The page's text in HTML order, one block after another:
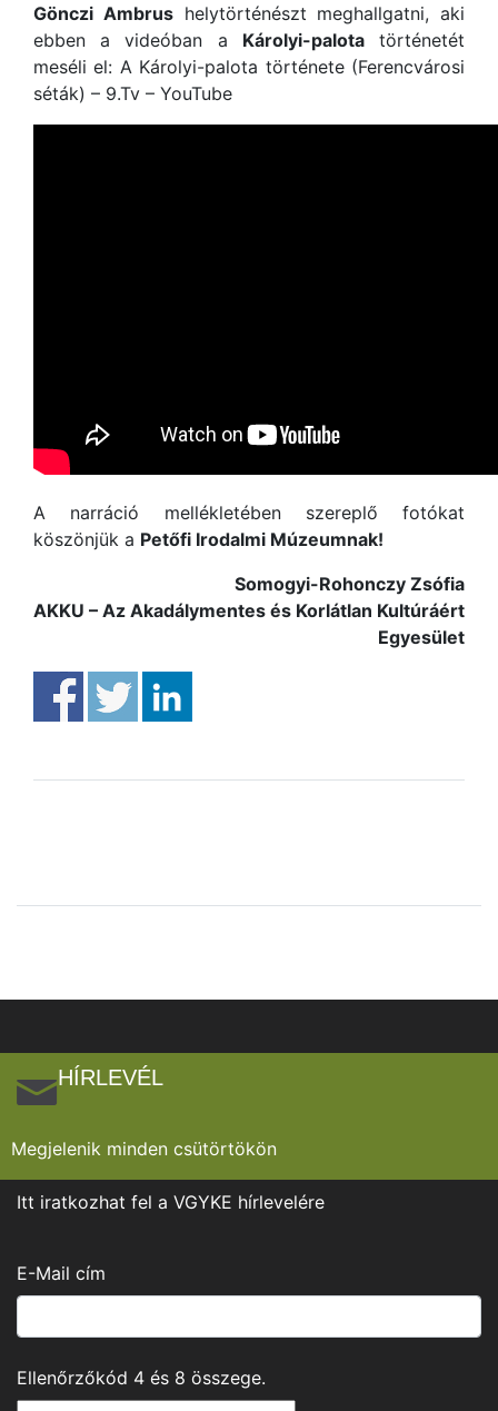
Gönczi Ambrushelytörténészt meghallgatni, aki
ebben a videóban a Károlyi-palotatörténetét
meséli el: A Károlyi-palota története (Ferencvárosi
séták) – 9.Tv – YouTube
A narráció mellékletében szereplő fotókat
köszönjük a Petőfi Irodalmi Múzeumnak!
Somogyi-Rohonczy Zsófia
AKKU – Az Akadálymentes és Korlátlan Kultúráért
Egyesület
HÍRLEVÉL
Megjelenik minden csütörtökön
Itt iratkozhat fel a VGYKE hírlevelére
E-Mail cím
Ellenőrzőkód 4 és 8 összege.